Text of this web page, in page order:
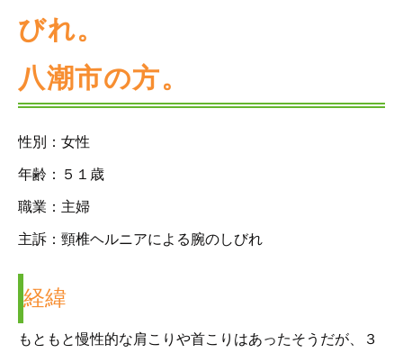
びれ。
八潮市の方。
性別：女性
年齢：５１歳
職業：主婦
主訴：頸椎ヘルニアによる腕のしびれ
経緯
もともと慢性的な肩こりや首こりはあったそうだが、３